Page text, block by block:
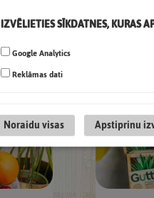
IZVĒLIETIES SĪKDATNES, KURAS
Google Analytics
Reklāmas dati
Noraidu visas Apstiprinu